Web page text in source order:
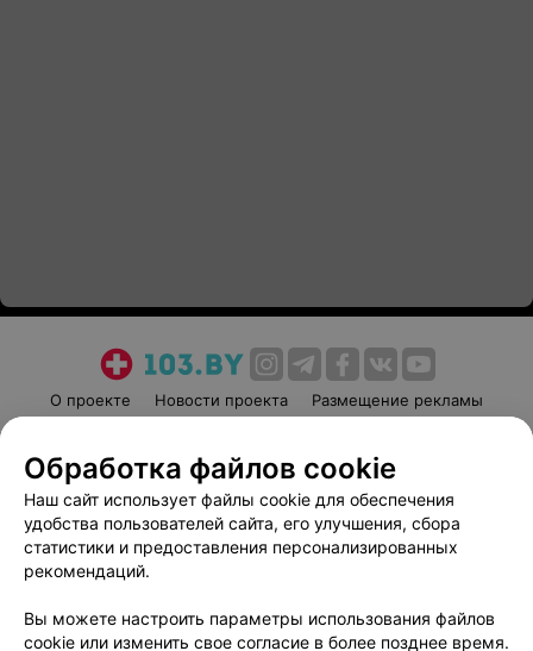
О проекте Новости проекта
Размещение рекламы
Пользовательское соглашение
Способы оплаты
Вакансии
Партнеры
Написать руководителю 103.by
Обработка персональных данных
Обработка файлов cookie
Наш сайт использует файлы cookie для обеспечения
удобства пользователей сайта, его улучшения, сбора
статистики и предоставления персонализированных
рекомендаций.
Вы можете настроить параметры использования файлов
cookie или изменить свое согласие в более позднее время.